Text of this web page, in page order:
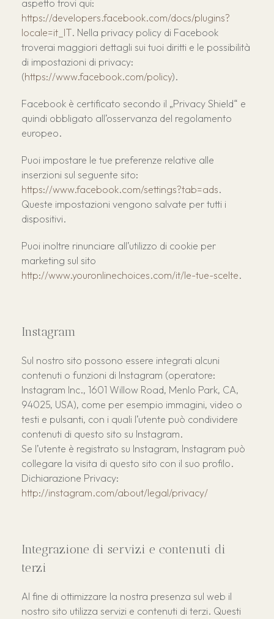
aspetto trovi qui:
https://developers.facebook.com/docs/plugins?
locale=it_IT. Nella privacy policy di Facebook
troverai maggiori dettagli sui tuoi diritti e le possibilità
di impostazioni di privacy:
(https://www.facebook.com/policy).
Facebook è certificato secondo il „Privacy Shield“ e
quindi obbligato all’osservanza del regolamento
europeo.
Puoi impostare le tue preferenze relative alle
inserzioni sul seguente sito:
https://www.facebook.com/settings?tab=ads.
Queste impostazioni vengono salvate per tutti i
dispositivi.
Puoi inoltre rinunciare all’utilizzo di cookie per
marketing sul sito
http://www.youronlinechoices.com/it/le-tue-scelte.
Instagram
Sul nostro sito possono essere integrati alcuni
contenuti o funzioni di Instagram (operatore:
Instagram Inc., 1601 Willow Road, Menlo Park, CA,
94025, USA), come per esempio immagini, video o
testi e pulsanti, con i quali l’utente può condividere
contenuti di questo sito su Instagram.
Se l’utente è registrato su Instagram, Instagram può
collegare la visita di questo sito con il suo profilo.
Dichiarazione Privacy:
http://instagram.com/about/legal/privacy/
Integrazione di servizi e contenuti di
terzi
Al fine di ottimizzare la nostra presenza sul web il
nostro sito utilizza servizi e contenuti di terzi. Questi